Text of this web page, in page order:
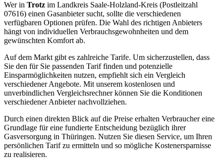
Wer in Trotz im Landkreis Saale-Holzland-Kreis (Postleitzahl
07616) einen Gasanbieter sucht, sollte die verschiedenen
verfügbaren Optionen prüfen. Die Wahl des richtigen Anbieters
hängt von individuellen Verbrauchsgewohnheiten und dem
gewünschten Komfort ab.
Auf dem Markt gibt es zahlreiche Tarife. Um sicherzustellen, dass
Sie den für Sie passenden Tarif finden und potenzielle
Einsparmöglichkeiten nutzen, empfiehlt sich ein Vergleich
verschiedener Angebote. Mit unserem kostenlosen und
unverbindlichen Vergleichsrechner können Sie die Konditionen
verschiedener Anbieter nachvollziehen.
Durch einen direkten Blick auf die Preise erhalten Verbraucher eine
Grundlage für eine fundierte Entscheidung bezüglich ihrer
Gasversorgung in Thüringen. Nutzen Sie diesen Service, um Ihren
persönlichen Tarif zu ermitteln und so mögliche Kostenersparnisse
zu realisieren.